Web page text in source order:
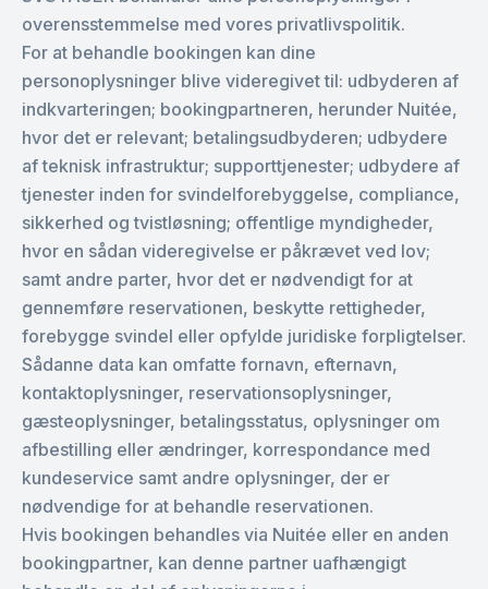
overensstemmelse med vores privatlivspolitik.
For at behandle bookingen kan dine
personoplysninger blive videregivet til: udbyderen af
indkvarteringen; bookingpartneren, herunder Nuitée,
hvor det er relevant; betalingsudbyderen; udbydere
af teknisk infrastruktur; supporttjenester; udbydere af
tjenester inden for svindelforebyggelse, compliance,
sikkerhed og tvistløsning; offentlige myndigheder,
hvor en sådan videregivelse er påkrævet ved lov;
samt andre parter, hvor det er nødvendigt for at
gennemføre reservationen, beskytte rettigheder,
forebygge svindel eller opfylde juridiske forpligtelser.
Sådanne data kan omfatte fornavn, efternavn,
kontaktoplysninger, reservationsoplysninger,
gæsteoplysninger, betalingsstatus, oplysninger om
afbestilling eller ændringer, korrespondance med
kundeservice samt andre oplysninger, der er
nødvendige for at behandle reservationen.
Hvis bookingen behandles via Nuitée eller en anden
bookingpartner, kan denne partner uafhængigt